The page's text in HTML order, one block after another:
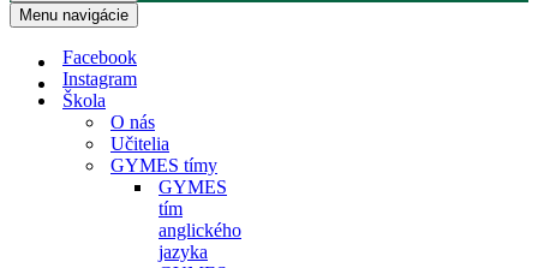
Menu navigácie
Facebook
Instagram
Škola
O nás
Učitelia
GYMES tímy
GYMES
tím
anglického
jazyka